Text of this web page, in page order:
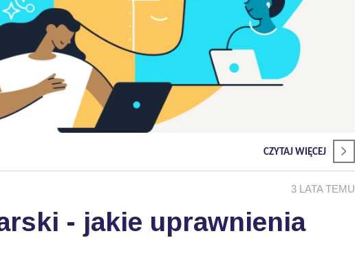
CZYTAJ WIĘCEJ
3 LATA TEMU
- jakie uprawnienia